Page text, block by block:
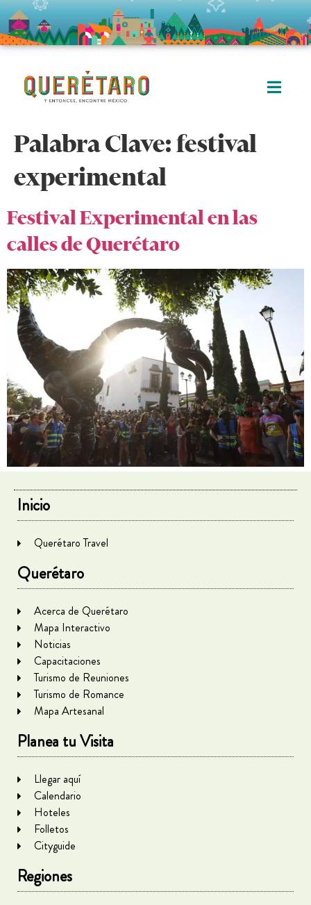
Palabra Clave:festival
experimental
Festival Experimental en las
calles de Querétaro
Inicio
Querétaro Travel
Querétaro
Acerca de Querétaro
Mapa Interactivo
Noticias
Capacitaciones
Turismo de Reuniones
Turismo de Romance
Mapa Artesanal
Planea tu Visita
Llegar aquí
Calendario
Hoteles
Folletos
Cityguide
Regiones